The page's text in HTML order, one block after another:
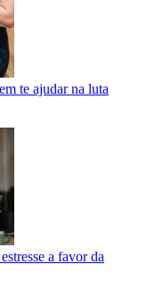
te ajudar na luta
a favor da